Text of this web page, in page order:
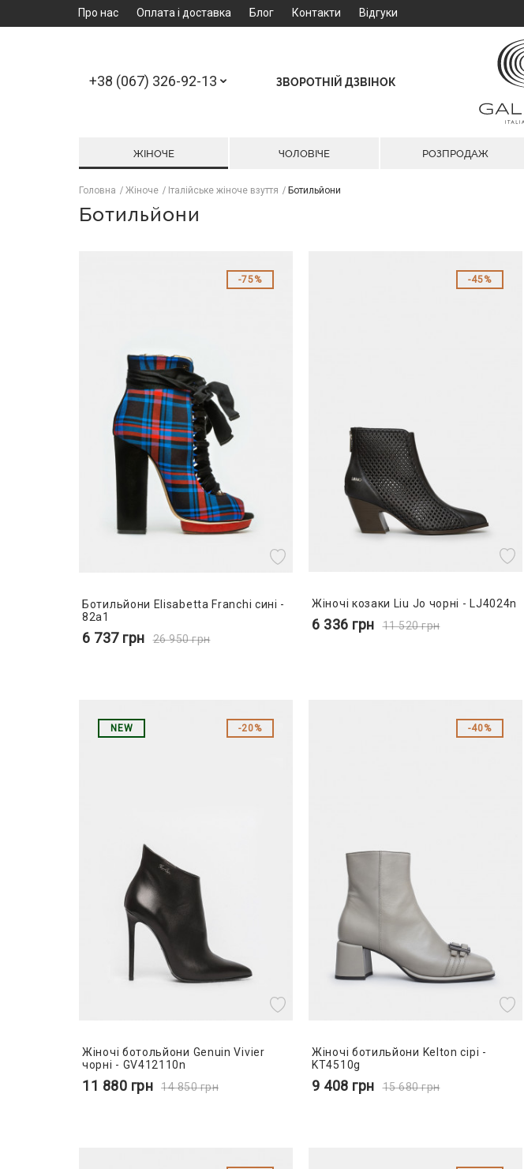
Про нас Оплата і доставка Блог Контакти Відгуки
+38 (067) 326-92-13 ЗВОРОТНІЙ ДЗВІНОК
ЖІНОЧЕ ЧОЛОВІЧЕ РОЗПРОДАЖ
Головна Жіноче Італійське жіноче взуття Ботильйони
Ботильйони
75%
Ботильйони Elisabetta Franchi сині -
82a1
6 737 грн 26 950грн
45%
Жіночі козаки Liu Jo чорні - LJ4024n
6 336 грн 11 520грн
NEW 20%
Жіночі ботольйони Genuin Vivier
чорні - GV412110n
11 880 грн 14 850грн
40%
Жіночі ботильйони Kelton сірі -
KT4510g
9 408 грн 15 680грн